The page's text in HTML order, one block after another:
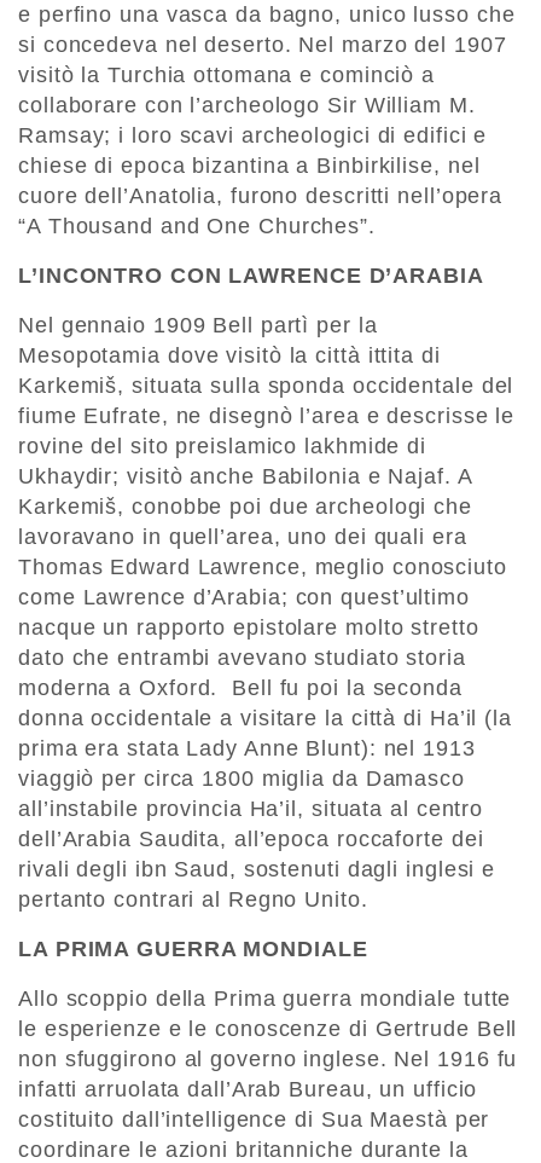
e perfino una vasca da bagno, unico lusso che
si concedeva nel deserto. Nel marzo del 1907
visitò la Turchia ottomana e cominciò a
collaborare con l’archeologo Sir William M.
Ramsay; i loro scavi archeologici di edifici e
chiese di epoca bizantina a Binbirkilise, nel
cuore dell’Anatolia, furono descritti nell’opera
“A Thousand and One Churches”.
L’INCONTRO CON LAWRENCE D’ARABIA
Nel gennaio 1909 Bell partì per la
Mesopotamia dove visitò la città ittita di
Karkemiš, situata sulla sponda occidentale del
fiume Eufrate, ne disegnò l’area e descrisse le
rovine del sito preislamico lakhmide di
Ukhaydir; visitò anche Babilonia e Najaf. A
Karkemiš, conobbe poi due archeologi che
lavoravano in quell’area, uno dei quali era
Thomas Edward Lawrence, meglio conosciuto
come Lawrence d’Arabia; con quest’ultimo
nacque un rapporto epistolare molto stretto
dato che entrambi avevano studiato storia
moderna a Oxford. Bell fu poi la seconda
donna occidentale a visitare la città di Ha’il (la
prima era stata Lady Anne Blunt): nel 1913
viaggiò per circa 1800 miglia da Damasco
all’instabile provincia Ha’il, situata al centro
dell’Arabia Saudita, all’epoca roccaforte dei
rivali degli ibn Saud, sostenuti dagli inglesi e
pertanto contrari al Regno Unito.
LA PRIMA GUERRA MONDIALE
Allo scoppio della Prima guerra mondiale tutte
le esperienze e le conoscenze di Gertrude Bell
non sfuggirono al governo inglese. Nel 1916 fu
infatti arruolata dall’Arab Bureau, un ufficio
costituito dall’intelligence di Sua Maestà per
coordinare le azioni britanniche durante la